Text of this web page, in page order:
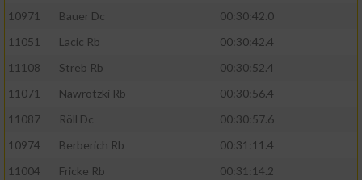
10971
Bauer Dc
00:30:42.0
11051
Lacic Rb
00:30:42.4
11108
Streb Rb
00:30:52.4
11071
Nawrotzki Rb
00:30:56.4
11087
Röll Dc
00:30:57.6
10974
Berberich Rb
00:31:11.4
11004
Fricke Rb
00:31:14.2